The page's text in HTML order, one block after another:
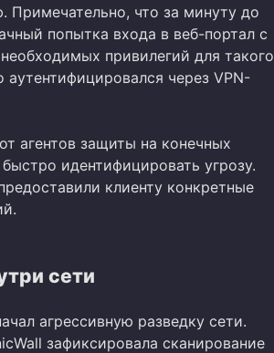
Примечательно, что за минуту до
попытка входа в веб-портал с
привилегий для такого
через VPN-
агентов защиты на конечных
идентифицировать угрозу.
клиенту конкретные
сети
агрессивную разведку сети.
зафиксировала сканирование